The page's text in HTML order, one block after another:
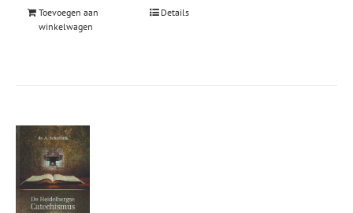
Toevoegen aan
winkelwagen
Details